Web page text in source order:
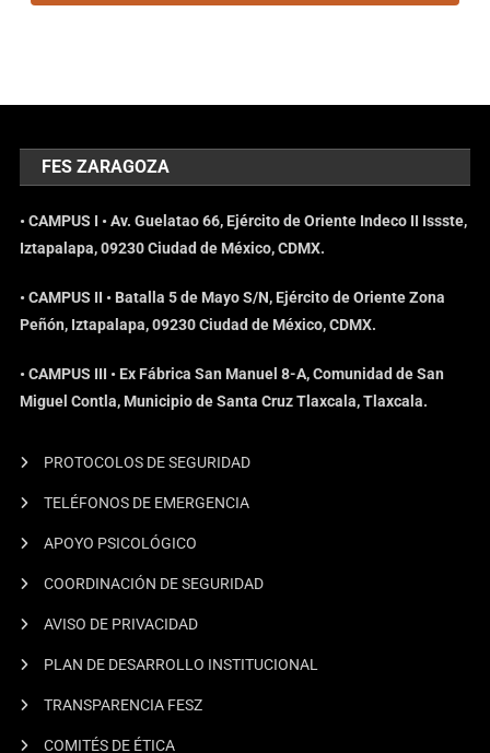
FES ZARAGOZA
• CAMPUS I • Av. Guelatao 66, Ejército de Oriente Indeco II Issste,
Iztapalapa, 09230 Ciudad de México, CDMX.
• CAMPUS II • Batalla 5 de Mayo S/N, Ejército de Oriente Zona
Peñón, Iztapalapa, 09230 Ciudad de México, CDMX.
• CAMPUS III • Ex Fábrica San Manuel 8-A, Comunidad de San
Miguel Contla, Municipio de Santa Cruz Tlaxcala, Tlaxcala.
PROTOCOLOS DE SEGURIDAD
TELÉFONOS DE EMERGENCIA
APOYO PSICOLÓGICO
COORDINACIÓN DE SEGURIDAD
AVISO DE PRIVACIDAD
PLAN DE DESARROLLO INSTITUCIONAL
TRANSPARENCIA FESZ
COMITÉS DE ÉTICA